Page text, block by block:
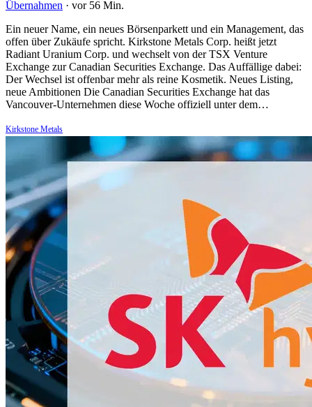
Übernahmen · vor 56 Min.
Ein neuer Name, ein neues Börsenparkett und ein Management, das
offen über Zukäufe spricht. Kirkstone Metals Corp. heißt jetzt
Radiant Uranium Corp. und wechselt von der TSX Venture
Exchange zur Canadian Securities Exchange. Das Auffällige dabei:
Der Wechsel ist offenbar mehr als reine Kosmetik. Neues Listing,
neue Ambitionen Die Canadian Securities Exchange hat das
Vancouver-Unternehmen diese Woche offiziell unter dem…
Kirkstone Metals